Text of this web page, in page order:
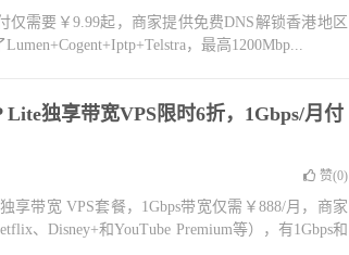
仅需要￥9.99起，商家提供免费DNS解锁香港地区
，最高1200Mbp...
独享带宽VPS限时6折，1Gbps/月付
赞(0)
享带宽 VPS套餐，1Gbps带宽仅需￥888/月，商家
、Disney+和YouTube Premium等），有1Gbps和